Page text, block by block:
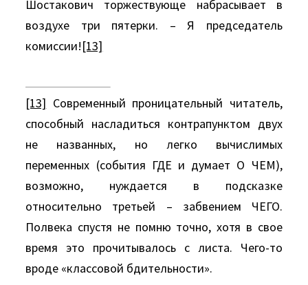
Шостакович торжествующе набрасывает в
воздухе три пятерки. – Я председатель
комиссии![13]
[13] Современный проницательный читатель,
способный насладиться контрапунктом двух
не названных, но легко вычислимых
переменных (события ГДЕ и думает О ЧЕМ),
возможно, нуждается в подсказке
относительно третьей – забвением ЧЕГО.
Полвека спустя не помню точно, хотя в свое
время это прочитывалось с листа. Чего-то
вроде «классовой бдительности».